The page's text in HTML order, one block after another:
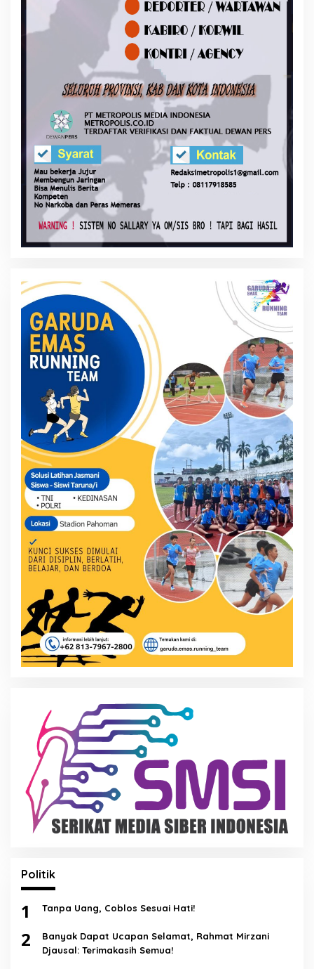
Politik
1 Tanpa Uang, Coblos Sesuai Hati!
2
Banyak Dapat Ucapan Selamat, Rahmat Mirzani
Djausal: Terimakasih Semua!